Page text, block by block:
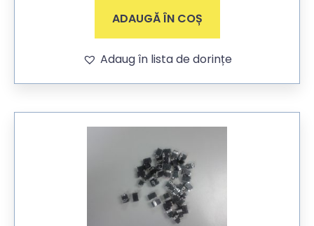
ADAUGĂ ÎN COȘ
Adaug în lista de dorințe